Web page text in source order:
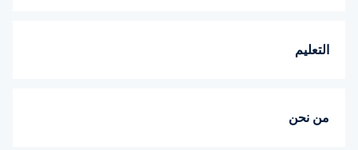
التعليم
من نحن